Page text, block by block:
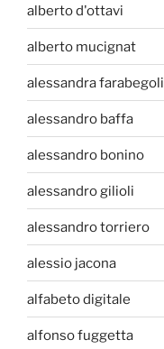
alberto d'ottavi
alberto mucignat
alessandra farabegoli
alessandro baffa
alessandro bonino
alessandro gilioli
alessandro torriero
alessio jacona
alfabeto digitale
alfonso fuggetta